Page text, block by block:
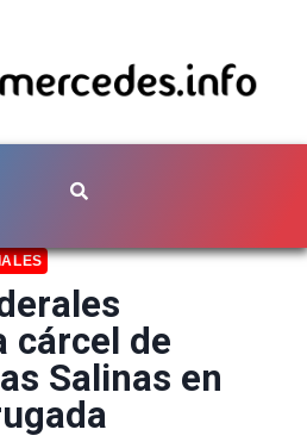
cárcel de
Salinas en